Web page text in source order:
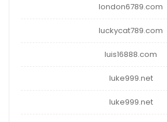
london6789.com
luckycat789.com
luis16888.com
luke999.net
luke999.net